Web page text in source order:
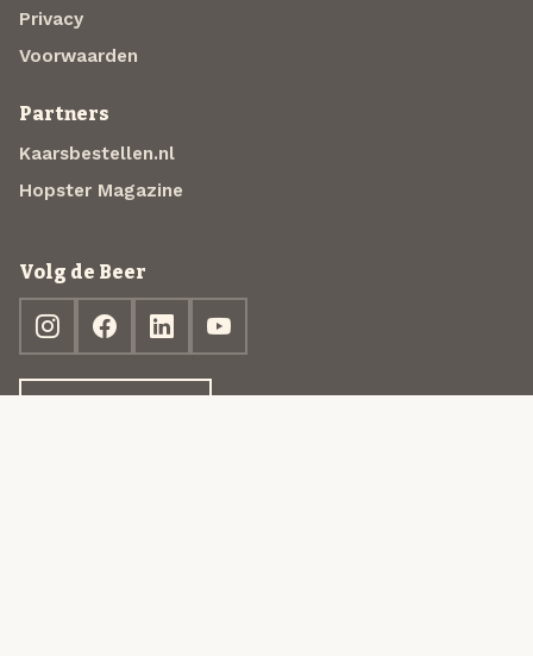
Privacy
Voorwaarden
Partners
Kaarsbestellen.nl
Hopster Magazine
Volg de Beer